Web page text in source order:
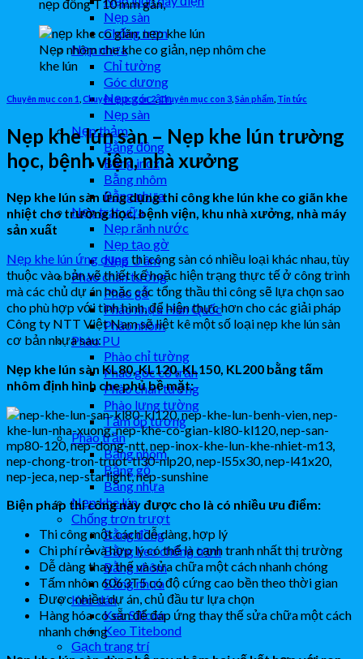
Nẹp sàn
Chống trơn
Nẹp nhựa
Chỉ tường
Góc dương
Nẹp góc âm
Nẹp sàn
Nẹp thảm
Bằng đồng
Bằng inox
Bằng nhôm
Bằng nhựa
Nẹp trát vữa
Nẹp rãnh nước
Nẹp tạo gờ
Nẹp U âm
Phào chân tường
Phào gỗ
Phào nhựa Hàn Quốc
Phào nhôm
Phào PU
Phào chỉ tường
Phào góc cổ trần
Phào chân tường
Phào lưng tường
Tấm ốp tường
Phào trần
Bằng nhôm
Bằng gỗ
Bằng nhựa
Nẹp khe lún
Chống trơn trượt
Bằng đồng
Bằng keo chống trơn
Bằng nhôm
Bằng nhựa
Keo dán
Keo Silicon
Keo Titebond
Gạch trang trí
nẹp đồng T10 mm gân,
Nẹp nhôm che khe co giản, nẹp nhôm che
khe lún
Chuyên mục con 1 Chuyên mục con 2,Chuyên mục con 3 Sản phẩm Tin tức
Nẹp khe lún sàn – Nẹp khe lún trường
học, bệnh viện, nhà xưởng
Nẹp khe lún sàn ứng dụng thi công khe lún khe co giãn khe
nhiệt cho trường học, bệnh viện, khu nhà xưởng, nhà máy
sản xuất
Nẹp khe lún ứng dụngthi công sàn có nhiều loại khác nhau, tùy
thuộc vào bản vẽ thiết kế hoặc hiện trạng thực tế ở công trình
mà các chủ dự án hoặc các tổng thầu thi công sẽ lựa chọn sao
cho phù hợp với tình hình, để hiện thực hơn cho các giải pháp
Công ty NTT Việt Nam sẽ liệt kê một số loại nẹp khe lún sàn
cơ bản nhựa sau:
Nẹp khe lún sàn KL80, KL120, KL150, KL200 bằng tấm
nhôm định hình che phủ bề mặt:
Biện pháp thi công này được cho là có nhiều ưu điểm:
Thi công một cách dễ dàng, hợp lý
Chi phí rẻ và hợp lý có thể là cạnh tranh nhất thị trường
Dễ dàng thay thế và sửa chữa một cách nhanh chóng
Tấm nhôm 6063T5 có độ cứng cao bền theo thời gian
Được nhiều dự án, chủ đầu tư lựa chọn
Hàng hóa có sẵn để đáp ứng thay thế sửa chữa một cách
nhanh chóng